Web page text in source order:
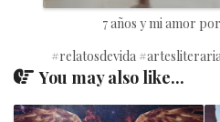
7 años y mi amor
#relatosdevida
You may also like...